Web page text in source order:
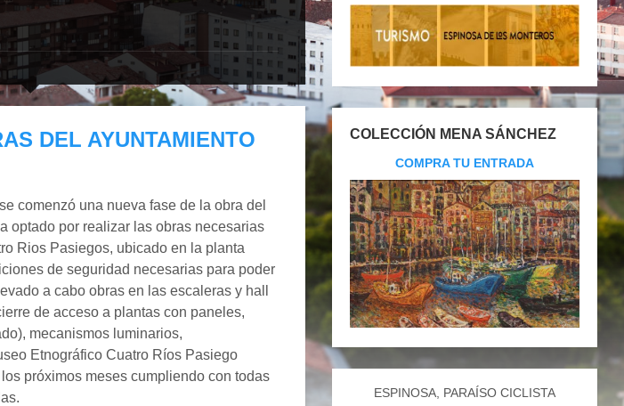
DEL AYUNTAMIENTO
comenzó una nueva fase de la obra del
optado por realizar las obras necesarias
Rios Pasiegos, ubicado en la planta
de seguridad necesarias para poder
a cabo obras en las escaleras y hall
de acceso a plantas con paneles,
mecanismos luminarios,
Etnográfico Cuatro Ríos Pasiego
próximos meses cumpliendo con todas
COLECCIÓN MENA SÁNCHEZ
COMPRA TU ENTRADA
ESPINOSA, PARAÍSO CICLISTA